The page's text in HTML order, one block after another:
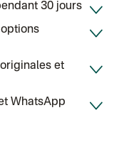
30 jours
et
WhatsApp